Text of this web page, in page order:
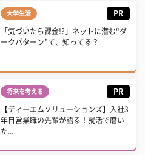
大学生活 PR
「気づいたら課金!?」ネットに潜む“ダ
ークパターン”て、知ってる？
将来を考える PR
【ディーエムソリューションズ】入社3
年目営業職の先輩が語る！就活で磨い
た...